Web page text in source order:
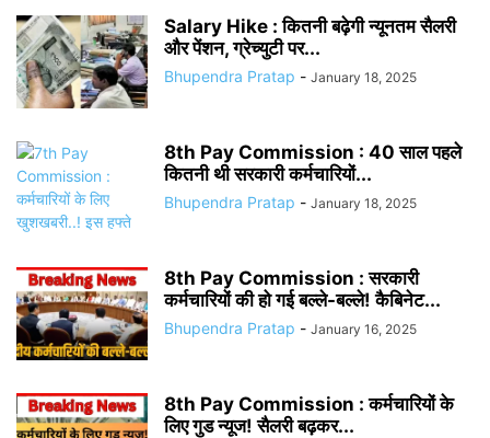
Salary Hike : कितनी बढ़ेगी न्यूनतम सैलरी
और पेंशन, ग्रेच्युटी पर...
Bhupendra Pratap - January 18, 2025
8th Pay Commission : 40 साल पहले
कितनी थी सरकारी कर्मचारियों...
Bhupendra Pratap - January 18, 2025
8th Pay Commission : सरकारी
कर्मचारियों की हो गई बल्ले-बल्ले! कैबिनेट...
Bhupendra Pratap - January 16, 2025
8th Pay Commission : कर्मचारियों के
लिए गुड न्यूज! सैलरी बढ़कर...